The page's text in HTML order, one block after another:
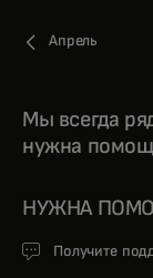
Апрель
Мы всегда
нужна
НУЖНА
Получите